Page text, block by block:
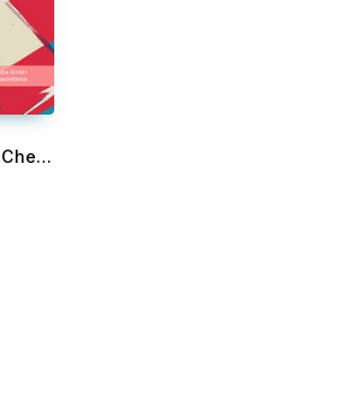
The Beginner's Gambit: Conquer Chess Fundamentals - Your essential chess book for beginners to understand fundamentals, strategies, and tactics for winning your first chess game.